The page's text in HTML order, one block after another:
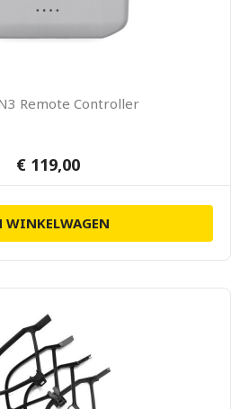
N3 Remote Controller
€ 119,00
WINKELWAGEN